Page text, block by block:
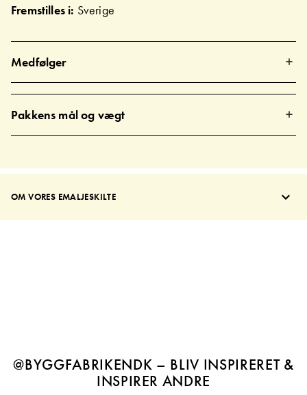
Fremstilles i: Sverige
Medfølger
Pakkens mål og vægt
OM VORES EMALJESKILTE
@BYGGFABRIKENDK – BLIV INSPIRERET &
INSPIRER ANDRE